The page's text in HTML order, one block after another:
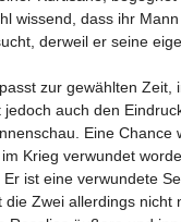
wissend, dass ihr
derweil er seine
zur gewählten Zeit,
jedoch auch den
Eine Chance
Krieg verwundet
ist eine verwundete
die Zwei allerdings nicht